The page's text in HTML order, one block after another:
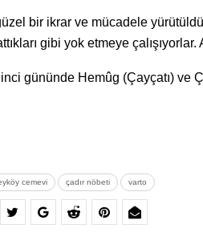
bir ikrar ve mücadele
gibi yok etmeye
gününde Hemûg (Çayçatı) ve
cemevi çadır nöbeti varto